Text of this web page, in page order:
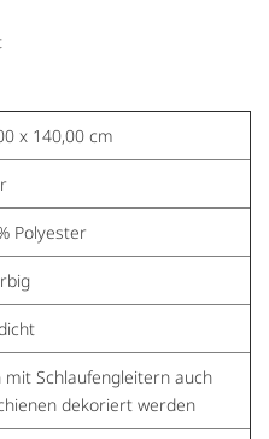
x 140,00 cm
Polyester
mit Schlaufengleitern auch
dekoriert werden